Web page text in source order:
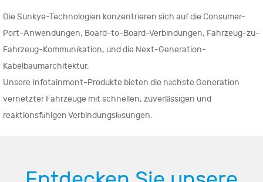
Die Sunkye-Technologien konzentrieren sich auf die Consumer-
Port-Anwendungen, Board-to-Board-Verbindungen, Fahrzeug-zu-
Fahrzeug-Kommunikation, und die Next-Generation-
Kabelbaumarchitektur.
Unsere Infotainment-Produkte bieten die nächste Generation
vernetzter Fahrzeuge mit schnellen, zuverlässigen und
reaktionsfähigen Verbindungslösungen.